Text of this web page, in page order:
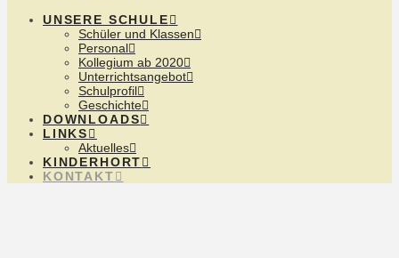
UNSERE SCHULE
Schüler und Klassen
Personal
Kollegium ab 2020
Unterrichtsangebot
Schulprofil
Geschichte
DOWNLOADS
LINKS
Aktuelles
KINDERHORT
KONTAKT